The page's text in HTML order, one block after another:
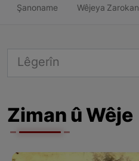
Şanoname Wêjeya Zarokan
Ziman û Wêje